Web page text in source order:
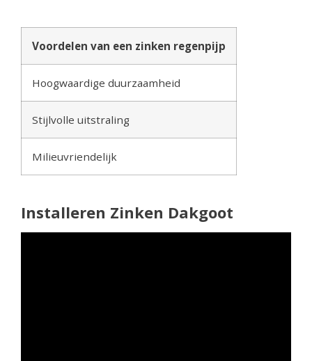
Voordelen van een zinken regenpijp
Hoogwaardige duurzaamheid
Stijlvolle uitstraling
Milieuvriendelijk
Installeren Zinken Dakgoot